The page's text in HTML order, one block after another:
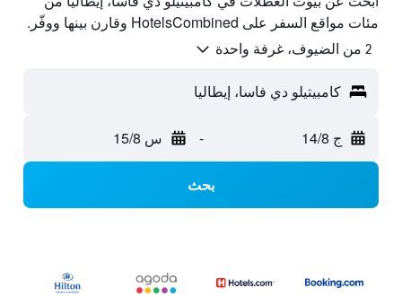
مئات مواقع السفر على HotelsCombined وقارن بينها ووفّر.
2 من الضيوف، غرفة واحدة
كامبيتيلو دي فاسا، إيطاليا
ج 14/8 - س 15/8
بحث